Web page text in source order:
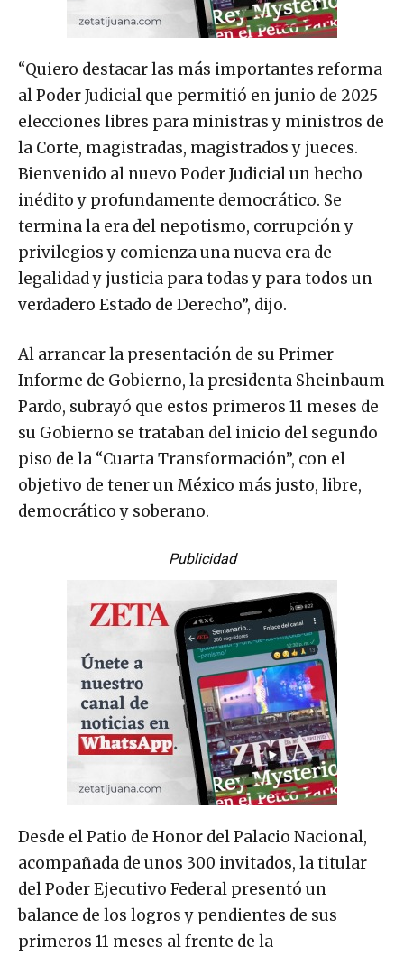
“Quiero destacar las más importantes reforma
al Poder Judicial que permitió en junio de 2025
elecciones libres para ministras y ministros de
la Corte, magistradas, magistrados y jueces.
Bienvenido al nuevo Poder Judicial un hecho
inédito y profundamente democrático. Se
termina la era del nepotismo, corrupción y
privilegios y comienza una nueva era de
legalidad y justicia para todas y para todos un
verdadero Estado de Derecho”, dijo.
Al arrancar la presentación de su Primer
Informe de Gobierno, la presidenta Sheinbaum
Pardo, subrayó que estos primeros 11 meses de
su Gobierno se trataban del inicio del segundo
piso de la “Cuarta Transformación”, con el
objetivo de tener un México más justo, libre,
democrático y soberano.
Publicidad
Desde el Patio de Honor del Palacio Nacional,
acompañada de unos 300 invitados, la titular
del Poder Ejecutivo Federal presentó un
balance de los logros y pendientes de sus
primeros 11 meses al frente de la